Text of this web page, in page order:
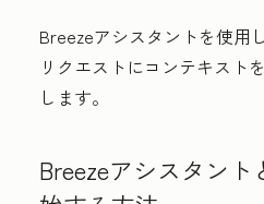
Breezeアシスタントを使用
リクエストにコンテキスト
します。
Breezeアシスタン